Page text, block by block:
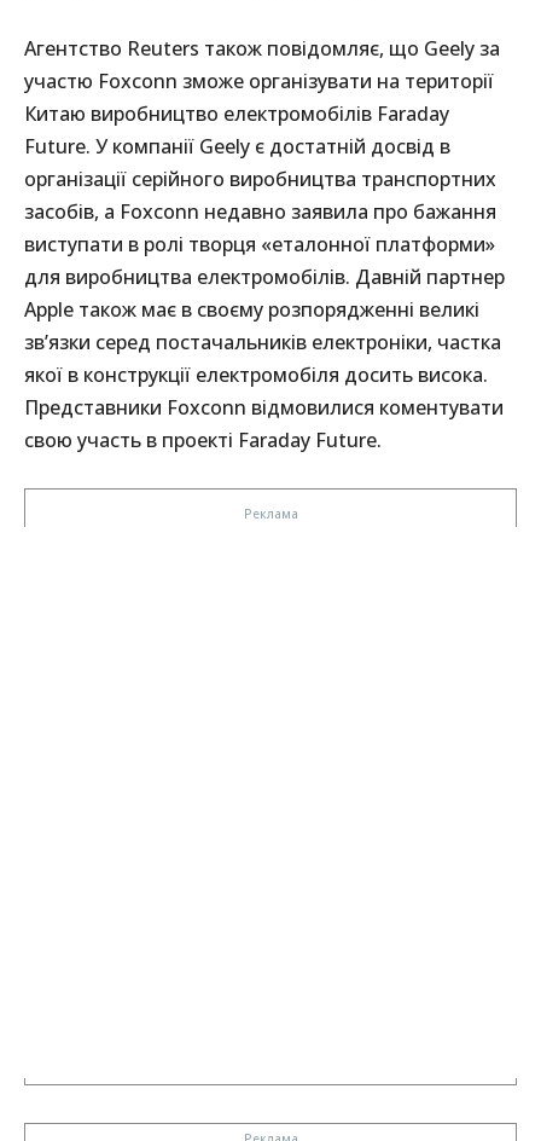
Агентство Reuters також повідомляє, що Geely за
участю Foxconn зможе організувати на території
Китаю виробництво електромобілів Faraday
Future. У компанії Geely є достатній досвід в
організації серійного виробництва транспортних
засобів, а Foxconn недавно заявила про бажання
виступати в ролі творця «еталонної платформи»
для виробництва електромобілів. Давній партнер
Apple також має в своєму розпорядженні великі
зв’язки серед постачальників електроніки, частка
якої в конструкції електромобіля досить висока.
Представники Foxconn відмовилися коментувати
свою участь в проекті Faraday Future.